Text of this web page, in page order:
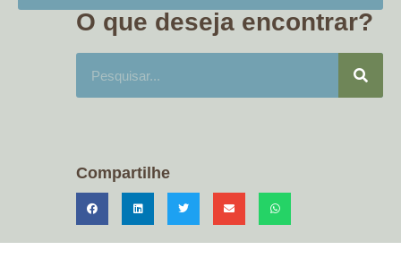
O que deseja encontrar?
Compartilhe